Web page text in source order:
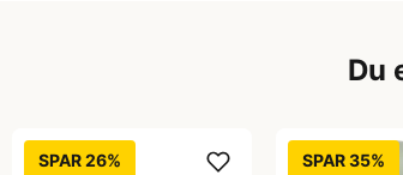
Du
SPAR 26% SPAR 35%